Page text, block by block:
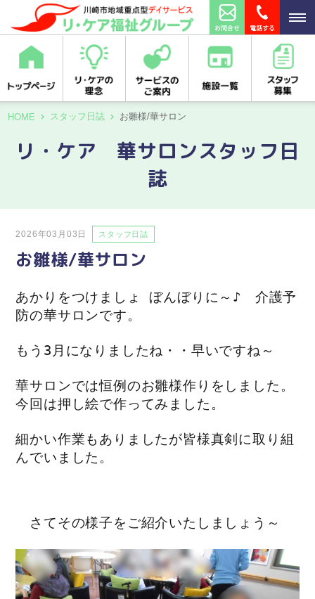
HOME スタッフ日誌 お雛様/華サロン
リ・ケア 華サロンスタッフ日
誌
2026年03月03日 スタッフ日誌
お雛様/華サロン
あかりをつけましょ ぼんぼりに～♪ 介護予
防の華サロンです。
もう3月になりましたね・・早いですね～
華サロンでは恒例のお雛様作りをしました。
今回は押し絵で作ってみました。
細かい作業もありましたが皆様真剣に取り組
んでいました。
さてその様子をご紹介いたしましょう～